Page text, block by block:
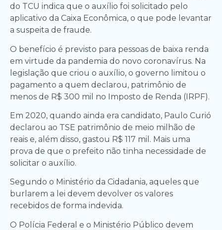
do TCU indica que o auxílio foi solicitado pelo
aplicativo da Caixa Econômica, o que pode levantar
a suspeita de fraude.
O benefício é previsto para pessoas de baixa renda
em virtude da pandemia do novo coronavírus. Na
legislação que criou o auxílio, o governo limitou o
pagamento a quem declarou, patrimônio de
menos de R$ 300 mil no Imposto de Renda (IRPF).
Em 2020, quando ainda era candidato, Paulo Curió
declarou ao TSE patrimônio de meio milhão de
reais e, além disso, gastou R$ 117 mil. Mais uma
prova de que o prefeito não tinha necessidade de
solicitar o auxílio.
Segundo o Ministério da Cidadania, aqueles que
burlarem a lei devem devolver os valores
recebidos de forma indevida.
O Polícia Federal e o Ministério Público devem